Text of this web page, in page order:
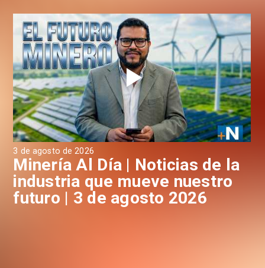
3 de agosto de 2026
Minería Al Día | Noticias de la
industria que mueve nuestro
futuro | 3 de agosto 2026